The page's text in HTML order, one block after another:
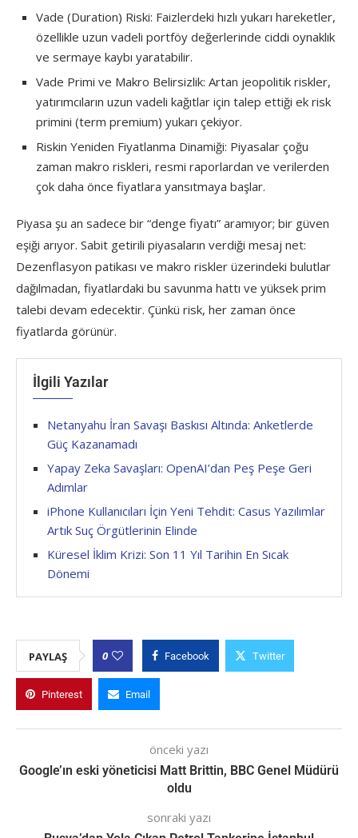
Vade (Duration) Riski: Faizlerdeki hızlı yukarı hareketler,
özellikle uzun vadeli portföy değerlerinde ciddi oynaklık
ve sermaye kaybı yaratabilir.
Vade Primi ve Makro Belirsizlik: Artan jeopolitik riskler,
yatırımcıların uzun vadeli kağıtlar için talep ettiği ek risk
primini (term premium) yukarı çekiyor.
Riskin Yeniden Fiyatlanma Dinamiği: Piyasalar çoğu
zaman makro riskleri, resmi raporlardan ve verilerden
çok daha önce fiyatlara yansıtmaya başlar.
Piyasa şu an sadece bir “denge fiyatı” aramıyor; bir güven
eşiği arıyor. Sabit getirili piyasaların verdiği mesaj net:
Dezenflasyon patikası ve makro riskler üzerindeki bulutlar
dağılmadan, fiyatlardaki bu savunma hattı ve yüksek prim
talebi devam edecektir. Çünkü risk, her zaman önce
fiyatlarda görünür.
İlgili Yazılar
Netanyahu İran Savaşı Baskısı Altında: Anketlerde
Güç Kazanamadı
Yapay Zeka Savaşları: OpenAI’dan Peş Peşe Geri
Adımlar
iPhone Kullanıcıları İçin Yeni Tehdit: Casus Yazılımlar
Artık Suç Örgütlerinin Elinde
Küresel İklim Krizi: Son 11 Yıl Tarihin En Sıcak
Dönemi
PAYLAŞ 0 Facebook Twitter
Pinterest Email
önceki yazı
Google’ın eski yöneticisi Matt Brittin, BBC Genel Müdürü
oldu
sonraki yazı